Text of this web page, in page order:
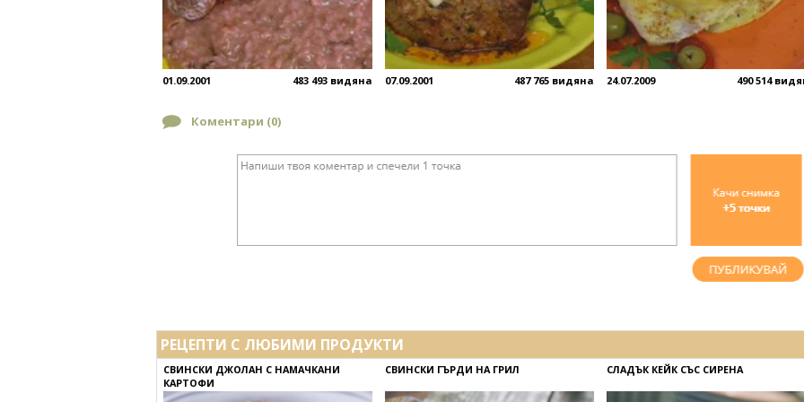
01.09.2001 483 493 видяна 07.09.2001 487 765 видяна 24.07.2009 490 514
Коментари (0)
РЕЦЕПТИ С ЛЮБИМИ ПРОДУКТИ
СВИНСКИ ДЖОЛАН С НАМАЧКАНИ
КАРТОФИ
СВИНСКИ ГЪРДИ НА ГРИЛ СЛАДЪК КЕЙК СЪС СИРЕНА